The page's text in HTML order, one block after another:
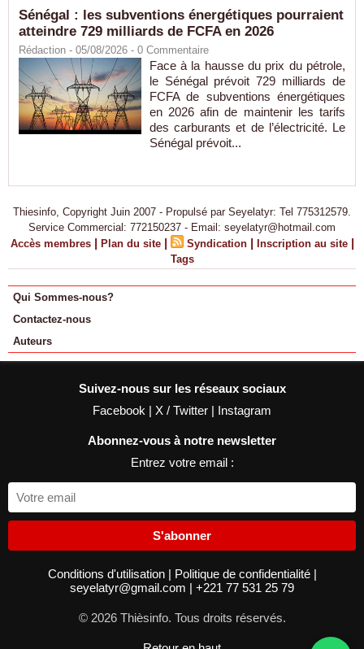
Sénégal : les subventions énergétiques pourraient
atteindre 729 milliards de FCFA en 2026
Rédaction - 05/08/2026 - 0 Commentaire
Face à la hausse du prix du pétrole,
le Sénégal prévoit 729 milliards de
FCFA de subventions énergétiques
en 2026 afin de maintenir les tarifs
des carburants et de l’électricité. Le
Sénégal prévoit...
Thiesinfo, Copyright Juin 2007 - Propulsé par Seyelatyr: Tel 775312579.
Service Commercial: 772150237 - Email: seyelatyr@hotmail.com
Accès membres | Plan du site | Syndication | Inscription au site |
Tags
Qui Sommes-nous?
Contactez-nous
Auteurs
Suivez-nous sur les réseaux sociaux
Facebook | X / Twitter | Instagram
Abonnez-vous à notre newsletter
Entrez votre email :
S'abonner
Conditions d'utilisation | Politique de confidentialité |
seyelatyr@gmail.com | +221 77 531 25 79
© 2026 Thièsinfo. Tous droits réservés.